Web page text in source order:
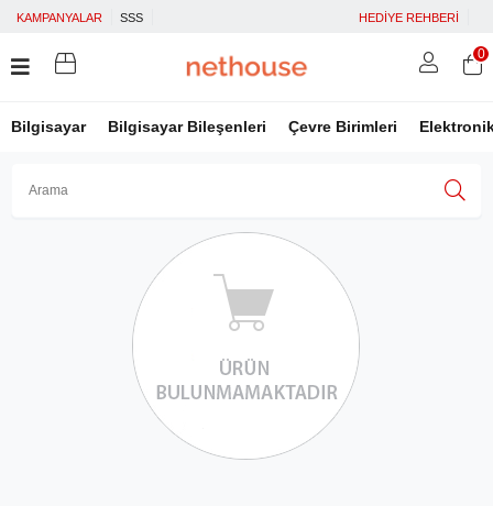
KAMPANYALAR SSS HEDİYE REHBERİ
Bilgisayar Bilgisayar Bileşenleri Çevre Birimleri
Üye Ol Facebook İle Bağlan
Google İle Bağlan
0